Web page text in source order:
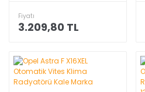
Fiyatı
3.209,80 TL